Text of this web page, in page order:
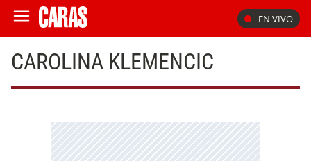
EN VIVO
CAROLINA KLEMENCIC